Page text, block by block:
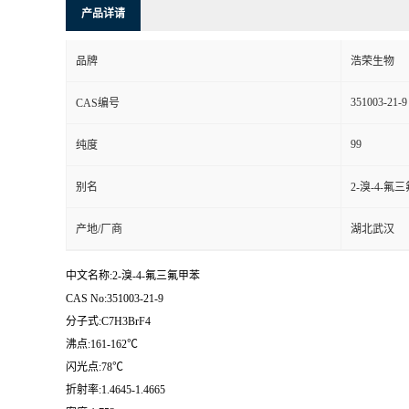
产品详请
品牌 浩荣生物
CAS编号 351003-21-9
纯度 99
别名 2-溴-4-氟三
产地/厂商 湖北武汉
中文名称:2-溴-4-氟三氟甲苯
CAS No:351003-21-9
分子式:C7H3BrF4
沸点:161-162℃
闪光点:78℃
折射率:1.4645-1.4665